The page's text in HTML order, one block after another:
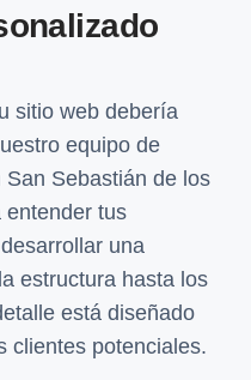
sitio web debería
equipo de
Sebastián de los
entender tus
una
estructura hasta los
está diseñado
clientes potenciales.